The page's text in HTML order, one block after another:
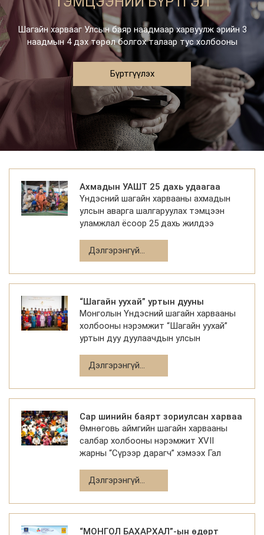
Шагайн харвааг Улсын баяр наадмаар харвуулж эрийн 3
наадмын 4 дэх төрөл болгох талаар тус холбооны
удирдлагууд хөөцөлдөж тэр үеийн МУ-ын ерөнхийлөгч
Н.Багабандийн туслахаар нь дамжуулан хүсэлт
гаргасаныг ерөнхийлөгч Н.Багабанди зөвшөөрснөөр анх
удаа улсын баяр наадмын хөтөлбөрт орсон түүхтэй. Тэр
үед Төв цэнгэлдэхэд шагай харвах бэлэн байргүйгээс
наадмын анхны тэмцээнийг Хан-Уул дүүрэг дахь
Ээрмэлийн үйлдвэрийн БТ-ийн зааланд явуулж байсан
юм.
Бүртгүүлэх
Ахмадын УАШТ 25 дахь удаагаа
зохион байгуулагдлаа
Үндэсний шагайн харвааны ахмадын
улсын аварга шалгаруулах тэмцээн
уламжлал ёсоор 25 дахь жилдээ
гаруй ахмад харваач оролцож, багийн
болон хувийн цуваа харвааны төр
Дэлгэрэнгүй...
“Шагайн уухай” уртын дууны
тэмцээн зохион байгуулагдлаа
Монголын Үндэсний шагайн харвааны
холбооны нэрэмжит “Шагайн уухай”
уртын дуу дуулаачдын улсын
амжилттай зохион байгуулагдаж
өндөрлөлөө.
Дэлгэрэнгүй...
Сар шинийн баярт зориулсан харваа
зохион байгуулагдлаа
Өмнөговь аймгийн шагайн харвааны
салбар холбооны нэрэмжит XVII
жарны “Сүрээр дарагч” хэмээх Гал
зориулсан тэмцээн 3 өдрийн турш
ахмад, өсөвөр үе, ,насанд хүрэгчдийн
болон
Дэлгэрэнгүй...
“МОНГОЛ БАХАРХАЛ”-ын өдөрт